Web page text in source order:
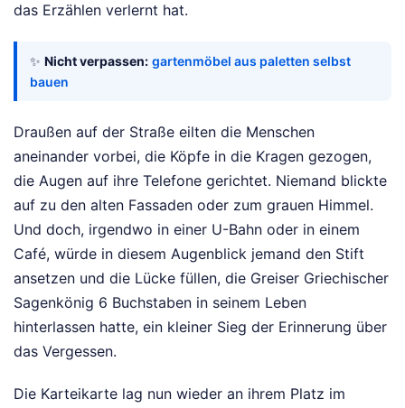
das Erzählen verlernt hat.
✨ Nicht verpassen: gartenmöbel aus paletten selbst
bauen
Draußen auf der Straße eilten die Menschen
aneinander vorbei, die Köpfe in die Kragen gezogen,
die Augen auf ihre Telefone gerichtet. Niemand blickte
auf zu den alten Fassaden oder zum grauen Himmel.
Und doch, irgendwo in einer U-Bahn oder in einem
Café, würde in diesem Augenblick jemand den Stift
ansetzen und die Lücke füllen, die Greiser Griechischer
Sagenkönig 6 Buchstaben in seinem Leben
hinterlassen hatte, ein kleiner Sieg der Erinnerung über
das Vergessen.
Die Karteikarte lag nun wieder an ihrem Platz im